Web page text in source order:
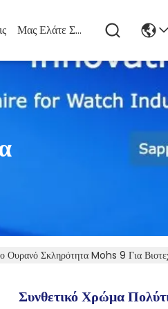
Μας Ελάτε Σε Επαφή Με
Ουρανό Σκληρότητα Mohs 9 Για
Συνθετικό Χρώμα